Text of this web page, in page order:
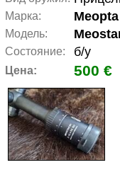
Марка: Meopta
Модель:
Состояние: б/у
Цена: 500 €